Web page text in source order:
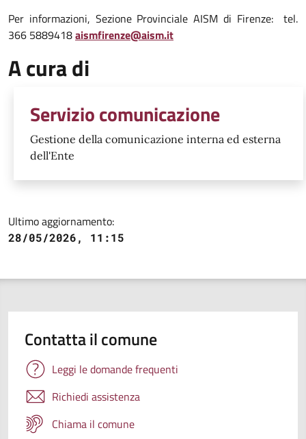
Per informazioni, Sezione Provinciale AISM di Firenze: tel.
366 5889418aismfirenze@aism.it
A cura di
Servizio comunicazione
Gestione della comunicazione interna ed esterna
dell'Ente
Ultimo aggiornamento:
28/05/2026, 11:15
Contatta il comune
Leggi le domande frequenti
Richiedi assistenza
Chiama il comune